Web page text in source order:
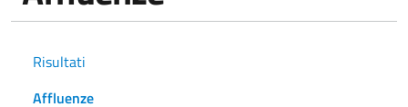
Risultati
Affluenze